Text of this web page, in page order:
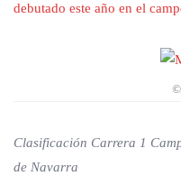
debutado este año en el
Clasificación Carrera 1
de Navarra